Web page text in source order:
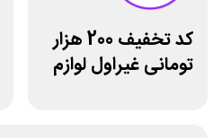
کد تخفیف 200 هزار
تومانی غیراول لوازم